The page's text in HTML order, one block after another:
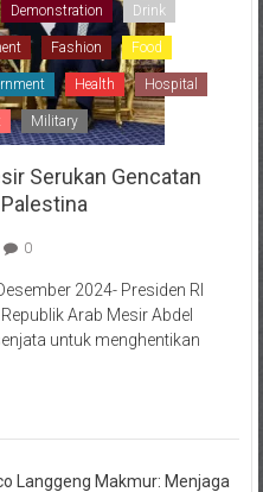
Demonstration Drink
Fashion Food
Health Hospital
Military
Serukan Gencatan
0
2024- Presiden RI
Arab Mesir Abdel
untuk menghentikan
Langgeng Makmur: Menjaga